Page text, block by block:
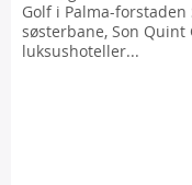
Golf i Palma-
søsterbane, Son Quint
luksushoteller...